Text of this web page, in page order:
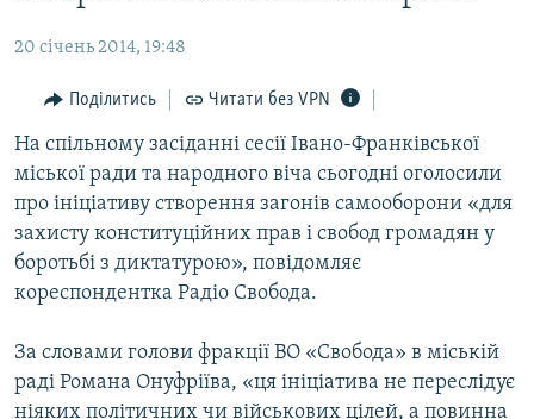
Перейти
до
навігації
Перейти
до
пошуку
ВІДЕО ТА ФОТО
ПОЛІТИКА
БЛОГИ
ПОГЛЯД
ІНТЕРВ'Ю
ВСЕ ЗА ДЕНЬ
СПЕЦПРОЕКТИ
ВІДЕОУРОКИ «ELIFBE»
СВІДЧЕННЯ ОКУПАЦІЇ
Русский
20 січень 2014, 19:48
Поділитись Читати без VPN
На спільному засіданні сесії Івано-Франківської
міської ради та народного віча сьогодні оголосили
про ініціативу створення загонів самооборони «для
захисту конституційних прав і свобод громадян у
боротьбі з диктатурою», повідомляє
кореспондентка Радіо Свобода.
За словами голови фракції ВО «Свобода» в міській
раді Романа Онуфріїва, «ця ініціатива не переслідує
ніяких політичних чи військових цілей, а повинна